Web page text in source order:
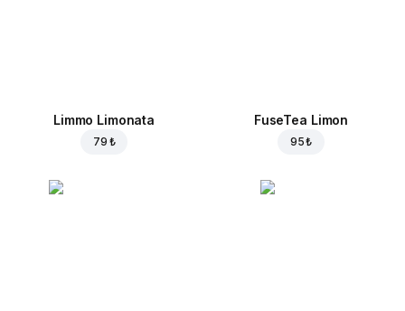
Limmo Limonata
79 ₺
FuseTea Limon
95 ₺